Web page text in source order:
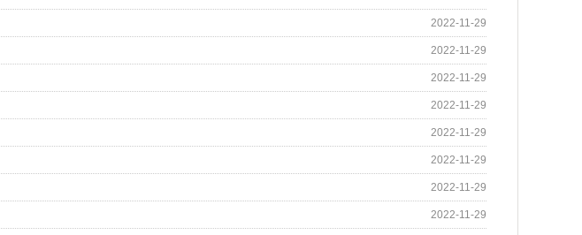
2022-11-29
2022-11-29
2022-11-29
2022-11-29
2022-11-29
2022-11-29
2022-11-29
2022-11-29